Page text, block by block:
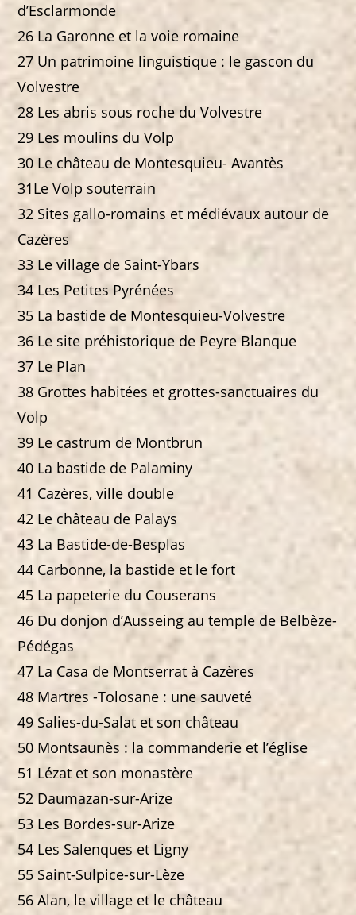
d’Esclarmonde
26 La Garonne et la voie romaine
27 Un patrimoine linguistique : le gascon du
Volvestre
28 Les abris sous roche du Volvestre
29 Les moulins du Volp
30 Le château de Montesquieu- Avantès
31Le Volp souterrain
32 Sites gallo-romains et médiévaux autour de
Cazères
33 Le village de Saint-Ybars
34 Les Petites Pyrénées
35 La bastide de Montesquieu-Volvestre
36 Le site préhistorique de Peyre Blanque
37 Le Plan
38 Grottes habitées et grottes-sanctuaires du
Volp
39 Le castrum de Montbrun
40 La bastide de Palaminy
41 Cazères, ville double
42 Le château de Palays
43 La Bastide-de-Besplas
44 Carbonne, la bastide et le fort
45 La papeterie du Couserans
46 Du donjon d’Ausseing au temple de Belbèze-
Pédégas
47 La Casa de Montserrat à Cazères
48 Martres -Tolosane : une sauveté
49 Salies-du-Salat et son château
50 Montsaunès : la commanderie et l’église
51 Lézat et son monastère
52 Daumazan-sur-Arize
53 Les Bordes-sur-Arize
54 Les Salenques et Ligny
55 Saint-Sulpice-sur-Lèze
56 Alan, le village et le château